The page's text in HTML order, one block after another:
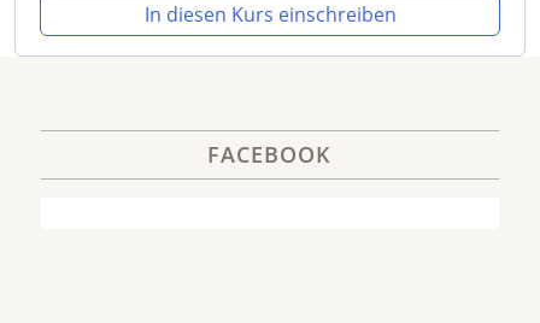
In diesen Kurs einschreiben
FACEBOOK